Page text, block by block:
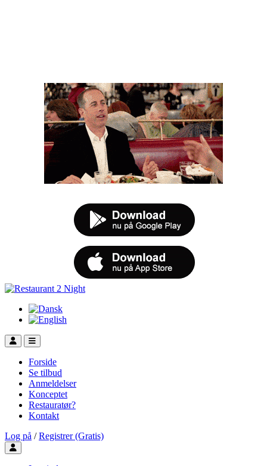
Forside
Se tilbud
Anmeldelser
Konceptet
Restauratør?
Kontakt
Log på / Registrer (Gratis)
Toggle user menu